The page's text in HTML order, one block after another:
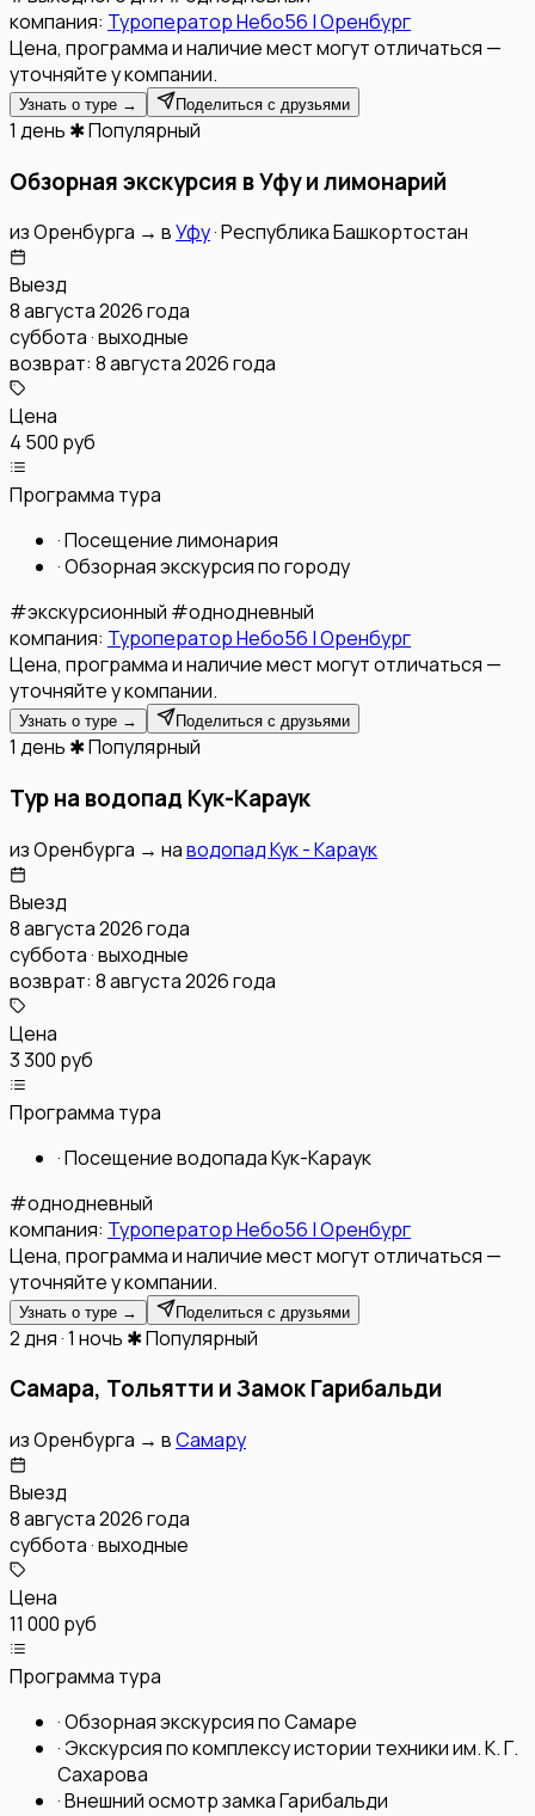
компания: Туроператор Небо56 | Оренбург
Цена, программа и наличие мест могут отличаться —
уточняйте у компании.
Узнать о туре → Поделиться с друзьями
1 день ✱ Популярный
Обзорная экскурсия в Уфу и лимонарий
изОренбурга → вУфу·Республика Башкортостан
Выезд
8 августа 2026 года
суббота · выходные
возврат: 8 августа 2026 года
Цена
4 500 руб
Программа тура
·Посещение лимонария
·Обзорная экскурсия по городу
#экскурсионный #однодневный
компания: Туроператор Небо56 | Оренбург
Цена, программа и наличие мест могут отличаться —
уточняйте у компании.
Узнать о туре → Поделиться с друзьями
1 день ✱ Популярный
Тур на водопад Кук-Караук
изОренбурга → наводопад Кук - Караук
Выезд
8 августа 2026 года
суббота · выходные
возврат: 8 августа 2026 года
Цена
3 300 руб
Программа тура
·Посещение водопада Кук-Караук
#однодневный
компания: Туроператор Небо56 | Оренбург
Цена, программа и наличие мест могут отличаться —
уточняйте у компании.
Узнать о туре → Поделиться с друзьями
2 дня · 1 ночь ✱ Популярный
Самара, Тольятти и Замок Гарибальди
изОренбурга → вСамару
Выезд
8 августа 2026 года
суббота · выходные
Цена
11 000 руб
Программа тура
·Обзорная экскурсия по Самаре
· Экскурсия по комплексу истории техники им. К. Г.
Сахарова
·Внешний осмотр замка Гарибальди